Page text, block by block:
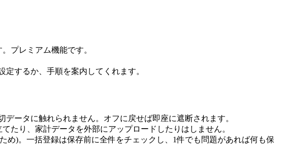
プレミアム機能です。
定するか、手順を案内してくれます。
ータに触れられません。オフに戻せば即座に遮断されます。
たり、家計データを外部にアップロードしたりはしません。
)。一括登録は保存前に全件をチェックし、1件でも問題があれば何も保